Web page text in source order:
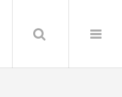
Search